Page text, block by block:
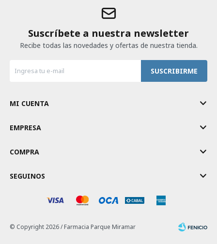
Suscríbete a nuestra newsletter
Recibe todas las novedades y ofertas de nuestra tienda.
SUSCRIBIRME
MI CUENTA
EMPRESA
COMPRA
SEGUINOS
© Copyright 2026 / Farmacia Parque Miramar